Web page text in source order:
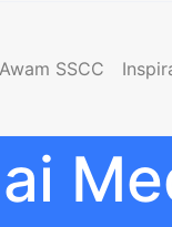
SSCC